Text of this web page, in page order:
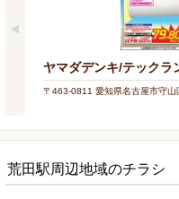
ヤマダデンキ/テックラ
〒463-0811 愛知県名古屋市守山
荒田駅周辺地域のチラシ